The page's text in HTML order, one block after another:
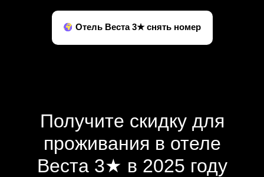
Отель Веста 3★ снять номер
Получите скидку для
проживания в отеле
Веста 3★ в 2025 году